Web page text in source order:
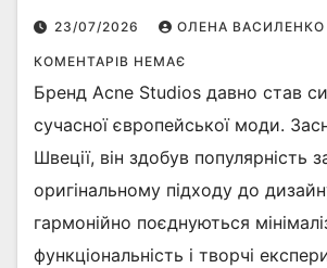
23/07/2026 ОЛЕНА ВАСИЛЕНКО
КОМЕНТАРІВ НЕМАЄ
Бренд Acne Studios давно став
сучасної європейської моди.
Швеції, він здобув популярність
оригінальному підходу до
гармонійно поєднуються
функціональність і творчі